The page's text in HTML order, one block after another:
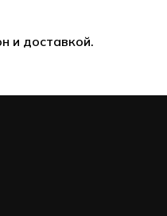
и доставкой.